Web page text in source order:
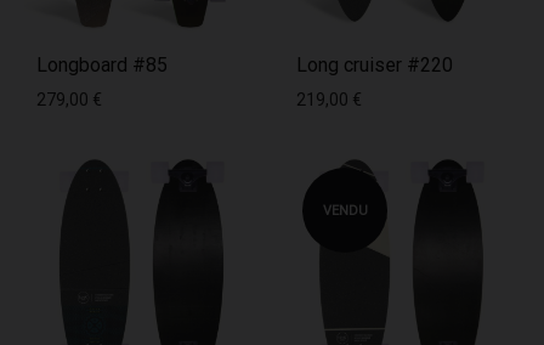
Longboard #85
279,00 €
Long cruiser #220
219,00 €
VENDU